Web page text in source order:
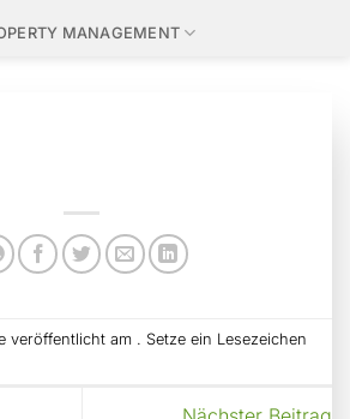
MANAGEMENT
veröffentlicht am . Setze ein Lesezeichen